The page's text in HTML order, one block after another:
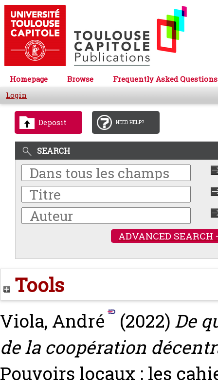
Homepage Browse
Frequently Asked Questions
Login
Deposit NEED HELP?
SEARCH
ADVANCED SEARCH
Tools
Viola, André (2022) De
de la coopération
Pouvoirs locaux : les